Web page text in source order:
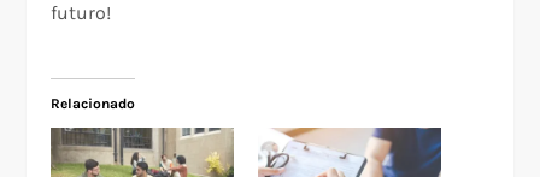
futuro!
Relacionado